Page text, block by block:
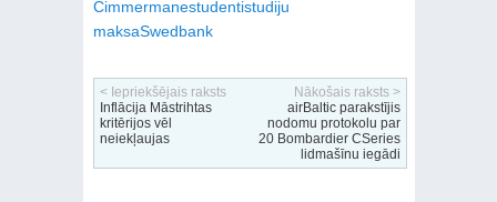
Cimmermanestudentistudiju
maksaSwedbank
< Iepriekšējais raksts
Inflācija Māstrihtas
kritērijos vēl
neiekļaujas
Nākošais raksts >
airBaltic parakstījis
nodomu protokolu par
20 Bombardier CSeries
lidmašīnu iegādi